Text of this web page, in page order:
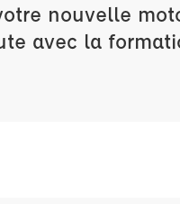
nouvelle
avec la